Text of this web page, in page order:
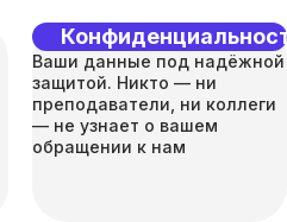
Ваши данные под надёжной
защитой. Никто — ни
преподаватели, ни коллеги
— не узнает о вашем
обращении к нам